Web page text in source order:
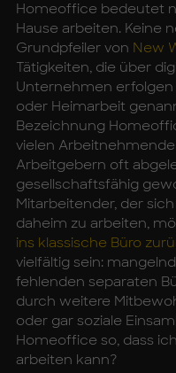
Homeoffice bedeutet
Hause arbeiten. Keine
Grundpfeiler von New
Tätigkeiten, die über
Unternehmen erfolgen
oder Heimarbeit
Bezeichnung
vielen
Arbeitgebern oft
gesellschaftsfähig
Mitarbeitender, der
daheim zu arbeiten,
ins klassische Büro
vielfältig sein:
fehlenden separaten
durch weitere
oder gar soziale
Homeoffice so, dass
arbeiten kann?